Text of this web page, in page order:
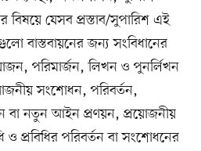
বিষয়ে যেসব প্রস্তাব/সুপারিশ এই
বাস্তবায়নের জন্য সংবিধানের
পরিমার্জন, লিখন ও পুনর্লিখন
সংশোধন, পরিবর্তন,
বা নতুন আইন প্রণয়ন, প্রয়োজনীয়
ও প্রবিধির পরিবর্তন বা সংশোধনের